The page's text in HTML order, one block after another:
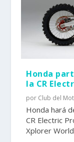
Honda
la CR
por Club del
Honda hará
CR Electric
Xplorer